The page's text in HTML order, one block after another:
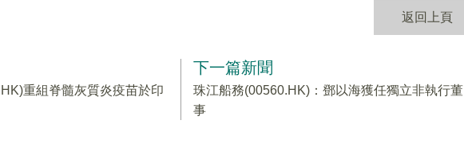
返回上頁
重組脊髓灰質炎疫苗於印
下一篇新聞
珠江船務(00560.HK)：鄧以海獲任獨立非執行董
事